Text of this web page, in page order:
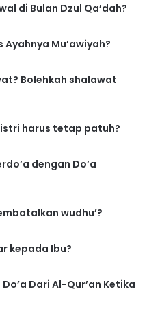
di Bulan Dzul Qa’dah?
Mu’awiyah?
Bolehkah shalawat
harus tetap patuh?
dengan Do’a
wudhu’?
kepada Ibu?
Dari Al-Qur’an Ketika